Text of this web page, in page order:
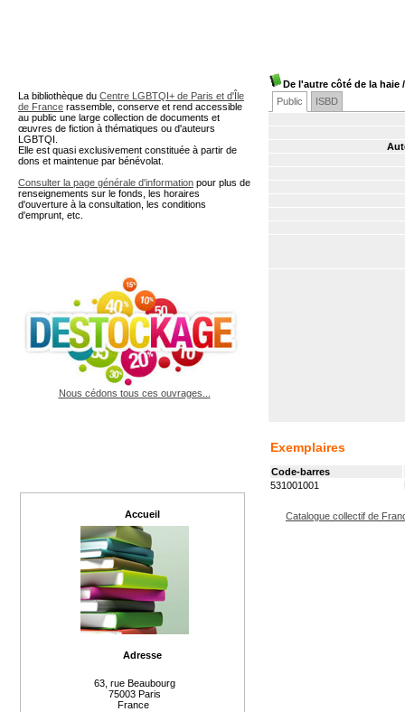
De l'autre côté de la haie
Public
ISBD
Exemplaires
Code-barres
531001001
Catalogue collectif de
La bibliothèque du Centre LGBTQI+ de Paris et d'Île
de France rassemble, conserve et rend accessible
au public une large collection de documents et
œuvres de fiction à thématiques ou d'auteurs
LGBTQI.
Elle est quasi exclusivement constituée à partir de
dons et maintenue par bénévolat.
Consulter la page générale d'information pour plus de
renseignements sur le fonds, les horaires
d'ouverture à la consultation, les conditions
d'emprunt, etc.
Nous cédons tous ces ouvrages...
Accueil
Adresse
63, rue Beaubourg
75003 Paris
France